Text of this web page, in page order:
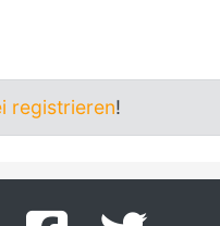
registrieren!